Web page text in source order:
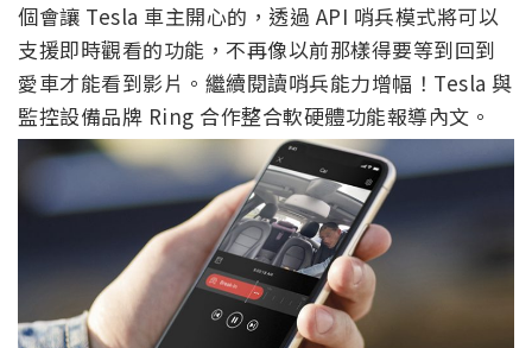
個會讓 Tesla 車主開心的，透過 API 哨兵模式將可以
支援即時觀看的功能，不再像以前那樣得要等到回到
愛車才能看到影片。繼續閱讀哨兵能力增幅！Tesla 與
監控設備品牌 Ring 合作整合軟硬體功能報導內文。